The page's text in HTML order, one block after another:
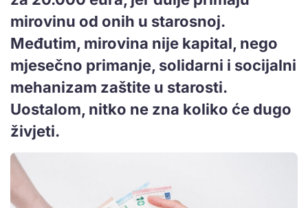
mirovinu od onih u starosnoj.
Međutim, mirovina nije kapital, nego
mjesečno primanje, solidarni i socijalni
mehanizam zaštite u starosti.
Uostalom, nitko ne zna koliko će dugo
živjeti.